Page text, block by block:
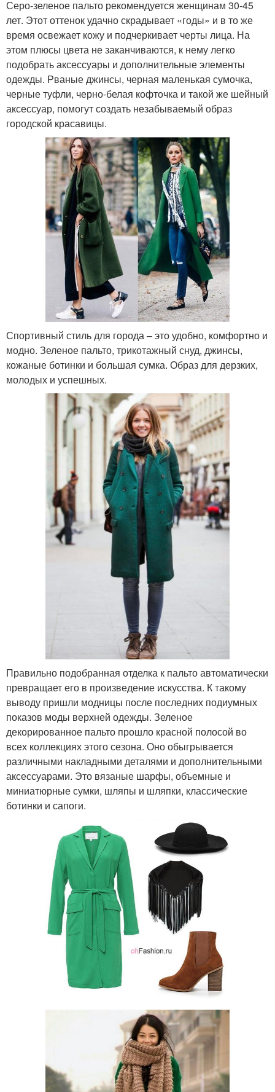
Серо-зеленое пальто рекомендуется женщинам 30-45
лет. Этот оттенок удачно скрадывает «годы» и в то же
время освежает кожу и подчеркивает черты лица. На
этом плюсы цвета не заканчиваются, к нему легко
подобрать аксессуары и дополнительные элементы
одежды. Рваные джинсы, черная маленькая сумочка,
черные туфли, черно-белая кофточка и такой же шейный
аксессуар, помогут создать незабываемый образ
городской красавицы.
Спортивный стиль для города – это удобно, комфортно и
модно. Зеленое пальто, трикотажный снуд, джинсы,
кожаные ботинки и большая сумка. Образ для дерзких,
молодых и успешных.
Правильно подобранная отделка к пальто автоматически
превращает его в произведение искусства. К такому
выводу пришли модницы после последних подиумных
показов моды верхней одежды. Зеленое
декорированное пальто прошло красной полосой во
всех коллекциях этого сезона. Оно обыгрывается
различными накладными деталями и дополнительными
аксессуарами. Это вязаные шарфы, объемные и
миниатюрные сумки, шляпы и шляпки, классические
ботинки и сапоги.